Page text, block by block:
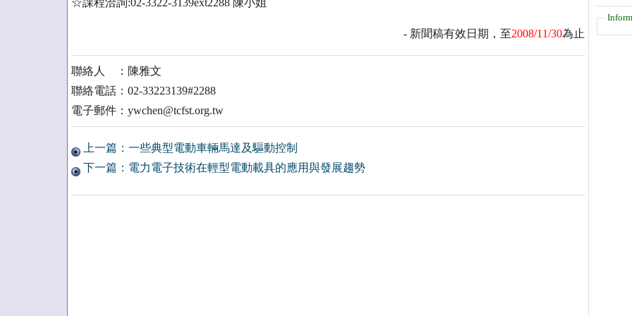
☆課程洽詢:02-3322-3139ext2288 陳小姐
- 新聞稿有效日期，至2008/11/30為止
聯絡人 ：陳雅文
聯絡電話：02-33223139#2288
電子郵件：ywchen@tcfst.org.tw
上一篇：一些典型電動車輛馬達及驅動控制
下一篇：電力電子技術在輕型電動載具的應用與發展趨勢